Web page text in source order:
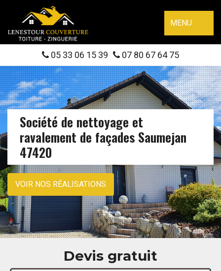
MENU
05 33 06 15 39 07 80 67 64 75
Société de nettoyage et
ravalement de façades Saumejan
47420
VOIR NOS RÉALISATIONS
Devis gratuit